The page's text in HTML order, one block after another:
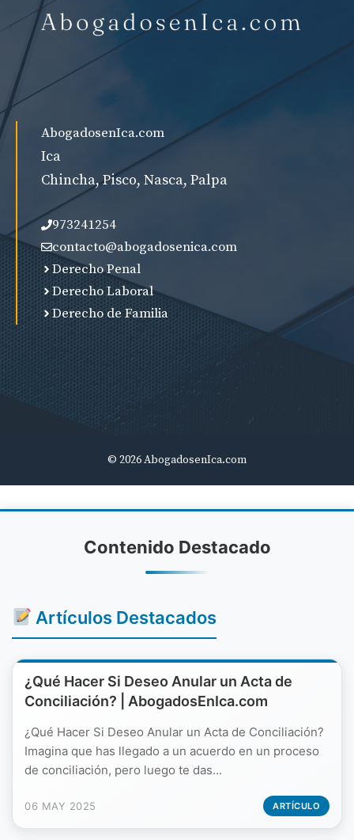
AbogadosenIca.com
Ica
Chincha, Pisco, Nasca, Palpa
973241254
contacto@abogadosenica.com
Derecho Penal
Derecho Laboral
Derecho de Familia
© 2026 AbogadosenIca.com
Contenido Destacado
Artículos Destacados
¿Qué Hacer Si Deseo Anular un Acta de
Conciliación? | AbogadosEnIca.com
¿Qué Hacer Si Deseo Anular un Acta de Conciliación?
Imagina que has llegado a un acuerdo en un proceso
de conciliación, pero luego te das...
06 MAY 2025 ARTÍCULO